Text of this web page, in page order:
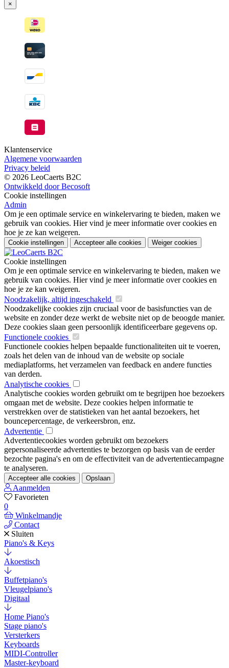
wanneer
beschikbaar
×
Klantenservice
Algemene voorwaarden
Privacy beleid
© 2026 LeoCaerts B2C
Ontwikkeld door Becosoft
Cookie instellingen
Admin
Om je een optimale service en winkelervaring te bieden, maken we
gebruik van cookies. Hier vind je meer informatie over cookies en
hoe je ze kan weigeren.
Cookie instellingen Accepteer alle cookies Weiger cookies
Cookie instellingen
Om je een optimale service en winkelervaring te bieden, maken we
gebruik van cookies. Hier vind je meer informatie over cookies en
hoe je ze kan weigeren.
Noodzakelijk, altijd ingeschakeld
Noodzakelijke cookies zijn cruciaal voor de basisfuncties van de
website en zonder deze werkt de website niet op de beoogde manier.
Deze cookies slaan geen persoonlijk identificeerbare gegevens op.
Functionele cookies
Functionele cookies helpen bepaalde functionaliteiten uit te voeren,
zoals het delen van de inhoud van de website op sociale
mediaplatforms, het verzamelen van feedback en andere functies
van derden.
Analytische cookies
Analytische cookies worden gebruikt om te begrijpen hoe bezoekers
omgaan met de website. Deze cookies helpen informatie te
verstrekken over de statistieken van het aantal bezoekers, het
bouncepercentage, de verkeersbron, enz.
Advertentie
Advertentiecookies worden gebruikt om bezoekers
gepersonaliseerde advertenties te bezorgen op basis van de eerder
bezochte pagina's en om de effectiviteit van de advertentiecampagne
te analyseren.
Accepteer alle cookies Opslaan
Aanmelden
Favorieten
0
Winkelmandje
Contact
Sluiten
Piano's & Keys
Akoestisch
Buffetpiano's
Vleugelpiano's
Digitaal
Home Piano's
Stage piano's
Versterkers
Keyboards
MIDI-Controller
Master-keyboard